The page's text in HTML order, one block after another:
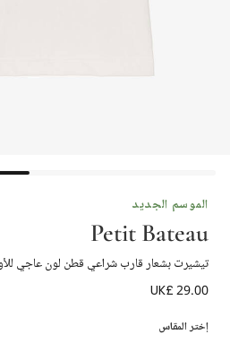
الموسم الجديد
Petit Bateau
تيشيرت بشعار قارب شراعي قطن لون عاجي
UK£ 29.00
إختر المقاس